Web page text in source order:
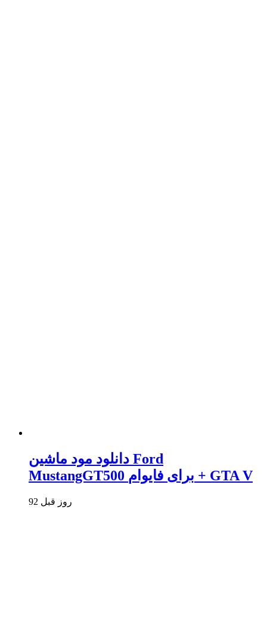
دانلود مود ماشین Ford
MustangGT500 برای فایوام + GTA V
92 روز قبل